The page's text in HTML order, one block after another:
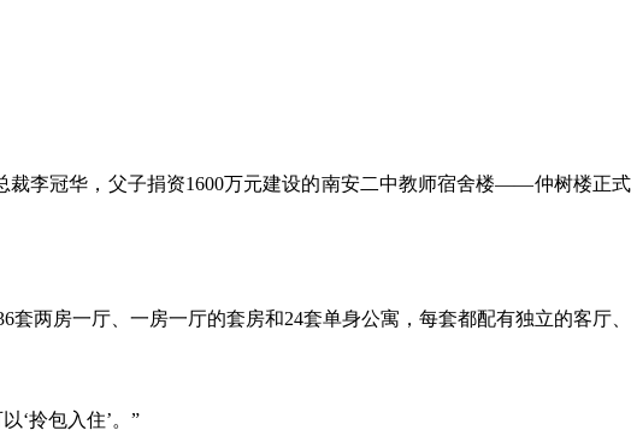
裁李冠华，父子捐资1600万元建设的南安二中教师宿舍楼——仲树楼正式
两房一厅、一房一厅的套房和24套单身公寓，每套都配有独立的客厅、
‘拎包入住’。”